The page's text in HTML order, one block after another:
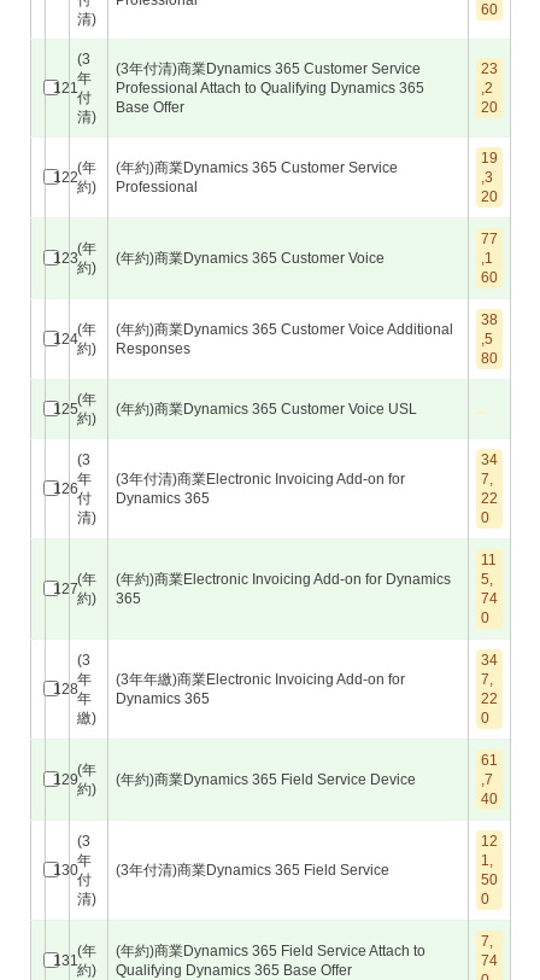
清)
60
121
(3
年
付
清)
(3年付清)商業Dynamics 365 Customer Service
Professional Attach to Qualifying Dynamics 365
Base Offer
23
,2
20
122
(年
約)
(年約)商業Dynamics 365 Customer Service
Professional
19
,3
20
123
(年
約)
(年約)商業Dynamics 365 Customer Voice
77
,1
60
124
(年
約)
(年約)商業Dynamics 365 Customer Voice Additional
Responses
38
,5
80
125
(年
約)
(年約)商業Dynamics 365 Customer Voice USL
126
(3
年
付
清)
(3年付清)商業Electronic Invoicing Add-on for
Dynamics 365
34
7,
22
0
127
(年
約)
(年約)商業Electronic Invoicing Add-on for Dynamics
365
11
5,
74
0
128
(3
年
年
繳)
(3年年繳)商業Electronic Invoicing Add-on for
Dynamics 365
34
7,
22
0
129
(年
約)
(年約)商業Dynamics 365 Field Service Device
61
,7
40
130
(3
年
付
清)
(3年付清)商業Dynamics 365 Field Service
12
1,
50
0
131
(年
約)
(年約)商業Dynamics 365 Field Service Attach to
Qualifying Dynamics 365 Base Offer
7,
74